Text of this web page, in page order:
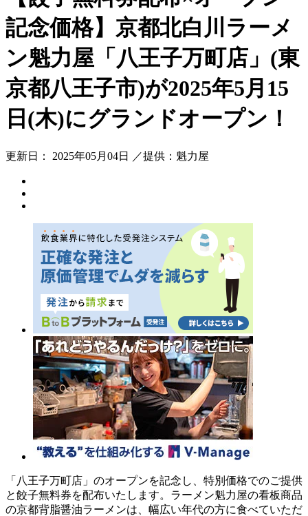
記念価格】京都北白川ラーメ
ン魁力屋「八王子万町店」(東
京都八王子市)が2025年5月15
日(木)にグランドオープン！
更新日： 2025年05月04日 ／提供：魁力屋
「八王子万町店」のオープンを記念し、特別価格でのご提供
と餃子無料券を配布いたします。ラーメン魁力屋の看板商品
の京都背脂醤油ラーメンは、幅広い年代の方に食べていただ